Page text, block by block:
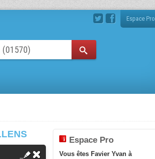
Espace Pro
Espace Pro
Vous êtes Favier Yvan à